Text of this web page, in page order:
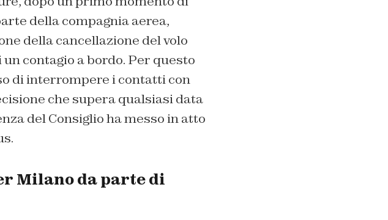
della compagnia aerea,
della cancellazione del volo
contagio a bordo. Per questo
di interrompere i contatti con
che supera qualsiasi data
del Consiglio ha messo in atto
Milano da parte di